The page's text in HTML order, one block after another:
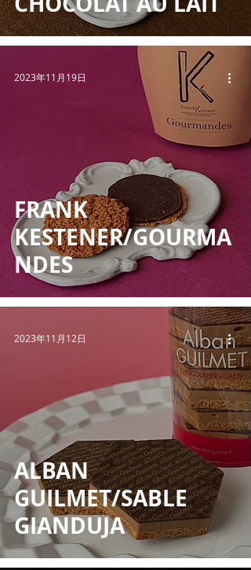
FRANK
KESTENER/GOURMA
NDES
2023年11月19日
ALBAN
GUILMET/SABLE
GIANDUJA
2023年11月12日